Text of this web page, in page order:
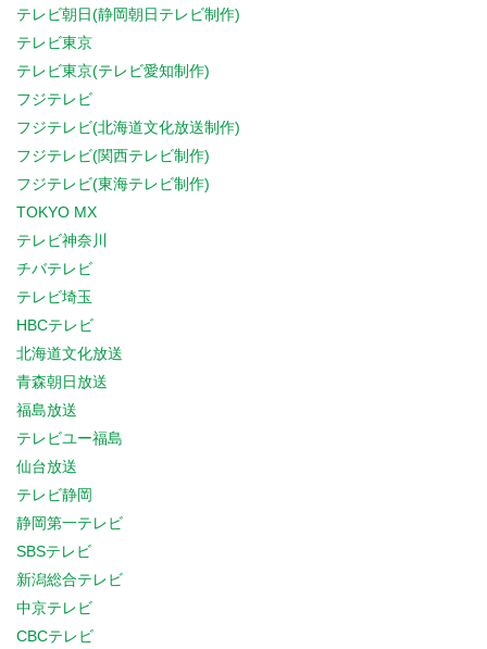
テレビ朝日(静岡朝日テレビ制作)
テレビ東京
テレビ東京(テレビ愛知制作)
フジテレビ
フジテレビ(北海道文化放送制作)
フジテレビ(関西テレビ制作)
フジテレビ(東海テレビ制作)
TOKYO MX
テレビ神奈川
チバテレビ
テレビ埼玉
HBCテレビ
北海道文化放送
青森朝日放送
福島放送
テレビユー福島
仙台放送
テレビ静岡
静岡第一テレビ
SBSテレビ
新潟総合テレビ
中京テレビ
CBCテレビ